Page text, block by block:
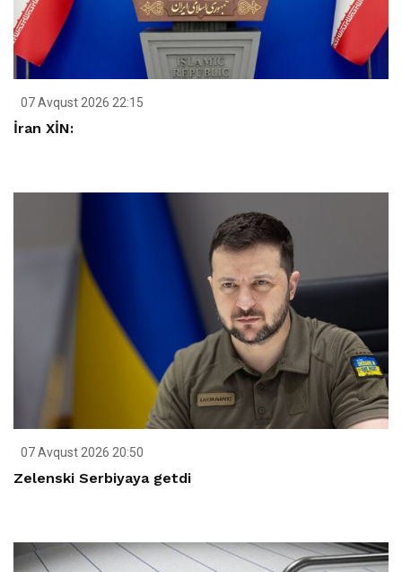
07 Avqust 2026 22:15
İran XİN:
07 Avqust 2026 20:50
Zelenski Serbiyaya getdi